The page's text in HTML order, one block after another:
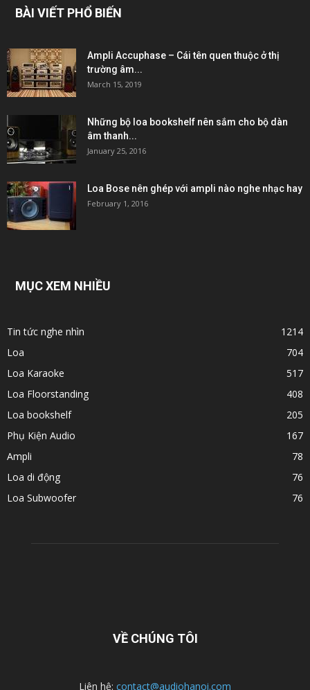
BÀI VIẾT PHỔ BIẾN
Ampli Accuphase – Cái tên quen thuộc ở thị
trường âm...
March 15, 2019
Những bộ loa bookshelf nên sắm cho bộ dàn
âm thanh...
January 25, 2016
Loa Bose nên ghép với ampli nào nghe nhạc hay
February 1, 2016
MỤC XEM NHIỀU
Tin tức nghe nhìn
1214
Loa
704
Loa Karaoke
517
Loa Floorstanding
408
Loa bookshelf
205
Phụ Kiện Audio
167
Ampli
78
Loa di động
76
Loa Subwoofer
76
VỀ CHÚNG TÔI
Liên hệ: contact@audiohanoi.com